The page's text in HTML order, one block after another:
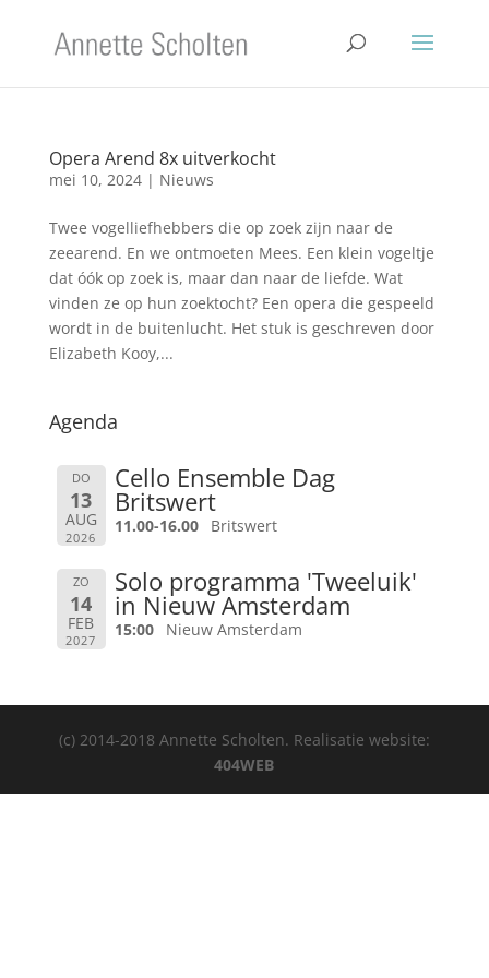
Opera Arend 8x uitverkocht
mei 10, 2024| Nieuws
Twee vogelliefhebbers die op zoek zijn naar de
zeearend. En we ontmoeten Mees. Een klein vogeltje
dat óók op zoek is, maar dan naar de liefde. Wat
vinden ze op hun zoektocht? Een opera die gespeeld
wordt in de buitenlucht. Het stuk is geschreven door
Elizabeth Kooy,...
Agenda
DO
13
AUG
2026
Cello Ensemble Dag
Britswert
11.00-16.00 Britswert
ZO
14
FEB
2027
Solo programma 'Tweeluik'
in Nieuw Amsterdam
15:00 Nieuw Amsterdam
(c) 2014-2018 Annette Scholten. Realisatie website:
404WEB